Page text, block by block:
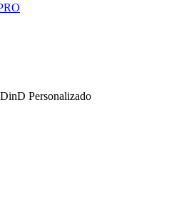
Personalizado